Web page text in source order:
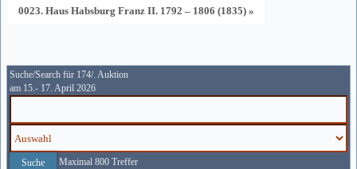
0023. Haus Habsburg Franz II. 1792 – 1806 (1835) »
Suche/Search für 174/. Auktion
am 15.- 17. April 2026
Maximal 800 Treffer